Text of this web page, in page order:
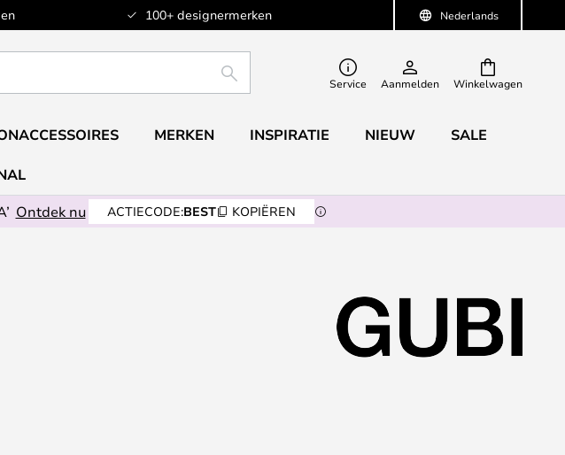
Nederlands
100+ designermerken
Winkelwagen
ZOEKEN Service Aanmelden
MERKEN INSPIRATIE NIEUW SALE
Ontdek nu ACTIECODE:BEST KOPIËREN